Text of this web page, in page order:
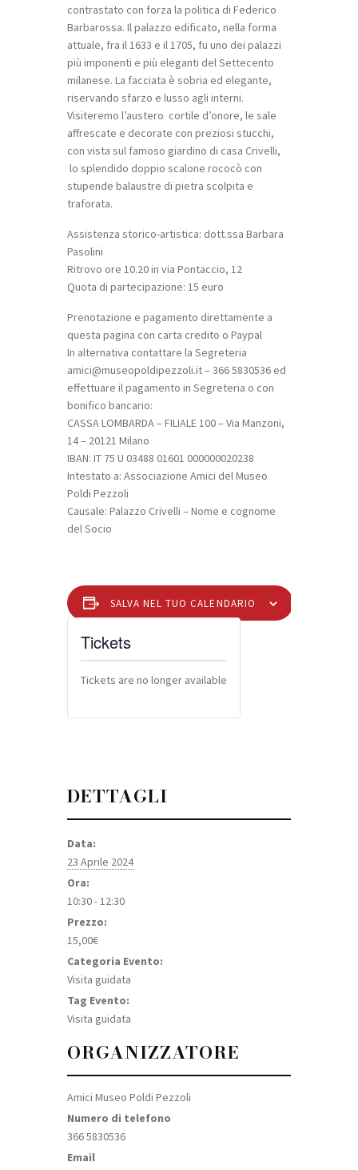
contrastato con forza la politica di Federico
Barbarossa. Il palazzo edificato, nella forma
attuale, fra il 1633 e il 1705, fu uno dei palazzi
più imponenti e più eleganti del Settecento
milanese. La facciata è sobria ed elegante,
riservando sfarzo e lusso agli interni.
Visiteremo l’austero cortile d’onore, le sale
affrescate e decorate con preziosi stucchi,
con vista sul famoso giardino di casa Crivelli,
lo splendido doppio scalone rococò con
stupende balaustre di pietra scolpita e
traforata.
Assistenza storico-artistica: dott.ssa Barbara
Pasolini
Ritrovo ore 10.20 in via Pontaccio, 12
Quota di partecipazione: 15 euro
Prenotazione e pagamento direttamente a
questa pagina con carta credito o Paypal
In alternativa contattare la Segreteria
amici@museopoldipezzoli.it – 366 5830536 ed
effettuare il pagamento in Segreteria o con
bonifico bancario:
CASSA LOMBARDA – FILIALE 100 – Via Manzoni,
14 – 20121 Milano
IBAN: IT 75 U 03488 01601 000000020238
Intestato a: Associazione Amici del Museo
Poldi Pezzoli
Causale: Palazzo Crivelli – Nome e cognome
del Socio
SALVA NEL TUO CALENDARIO
DETTAGLI
Data:
23 Aprile 2024
Ora:
10:30 - 12:30
Prezzo:
15,00€
Categoria Evento:
Visita guidata
Tag Evento:
Visita guidata
ORGANIZZATORE
Amici Museo Poldi Pezzoli
Numero di telefono
366 5830536
Email
Tickets
Tickets are no longer available